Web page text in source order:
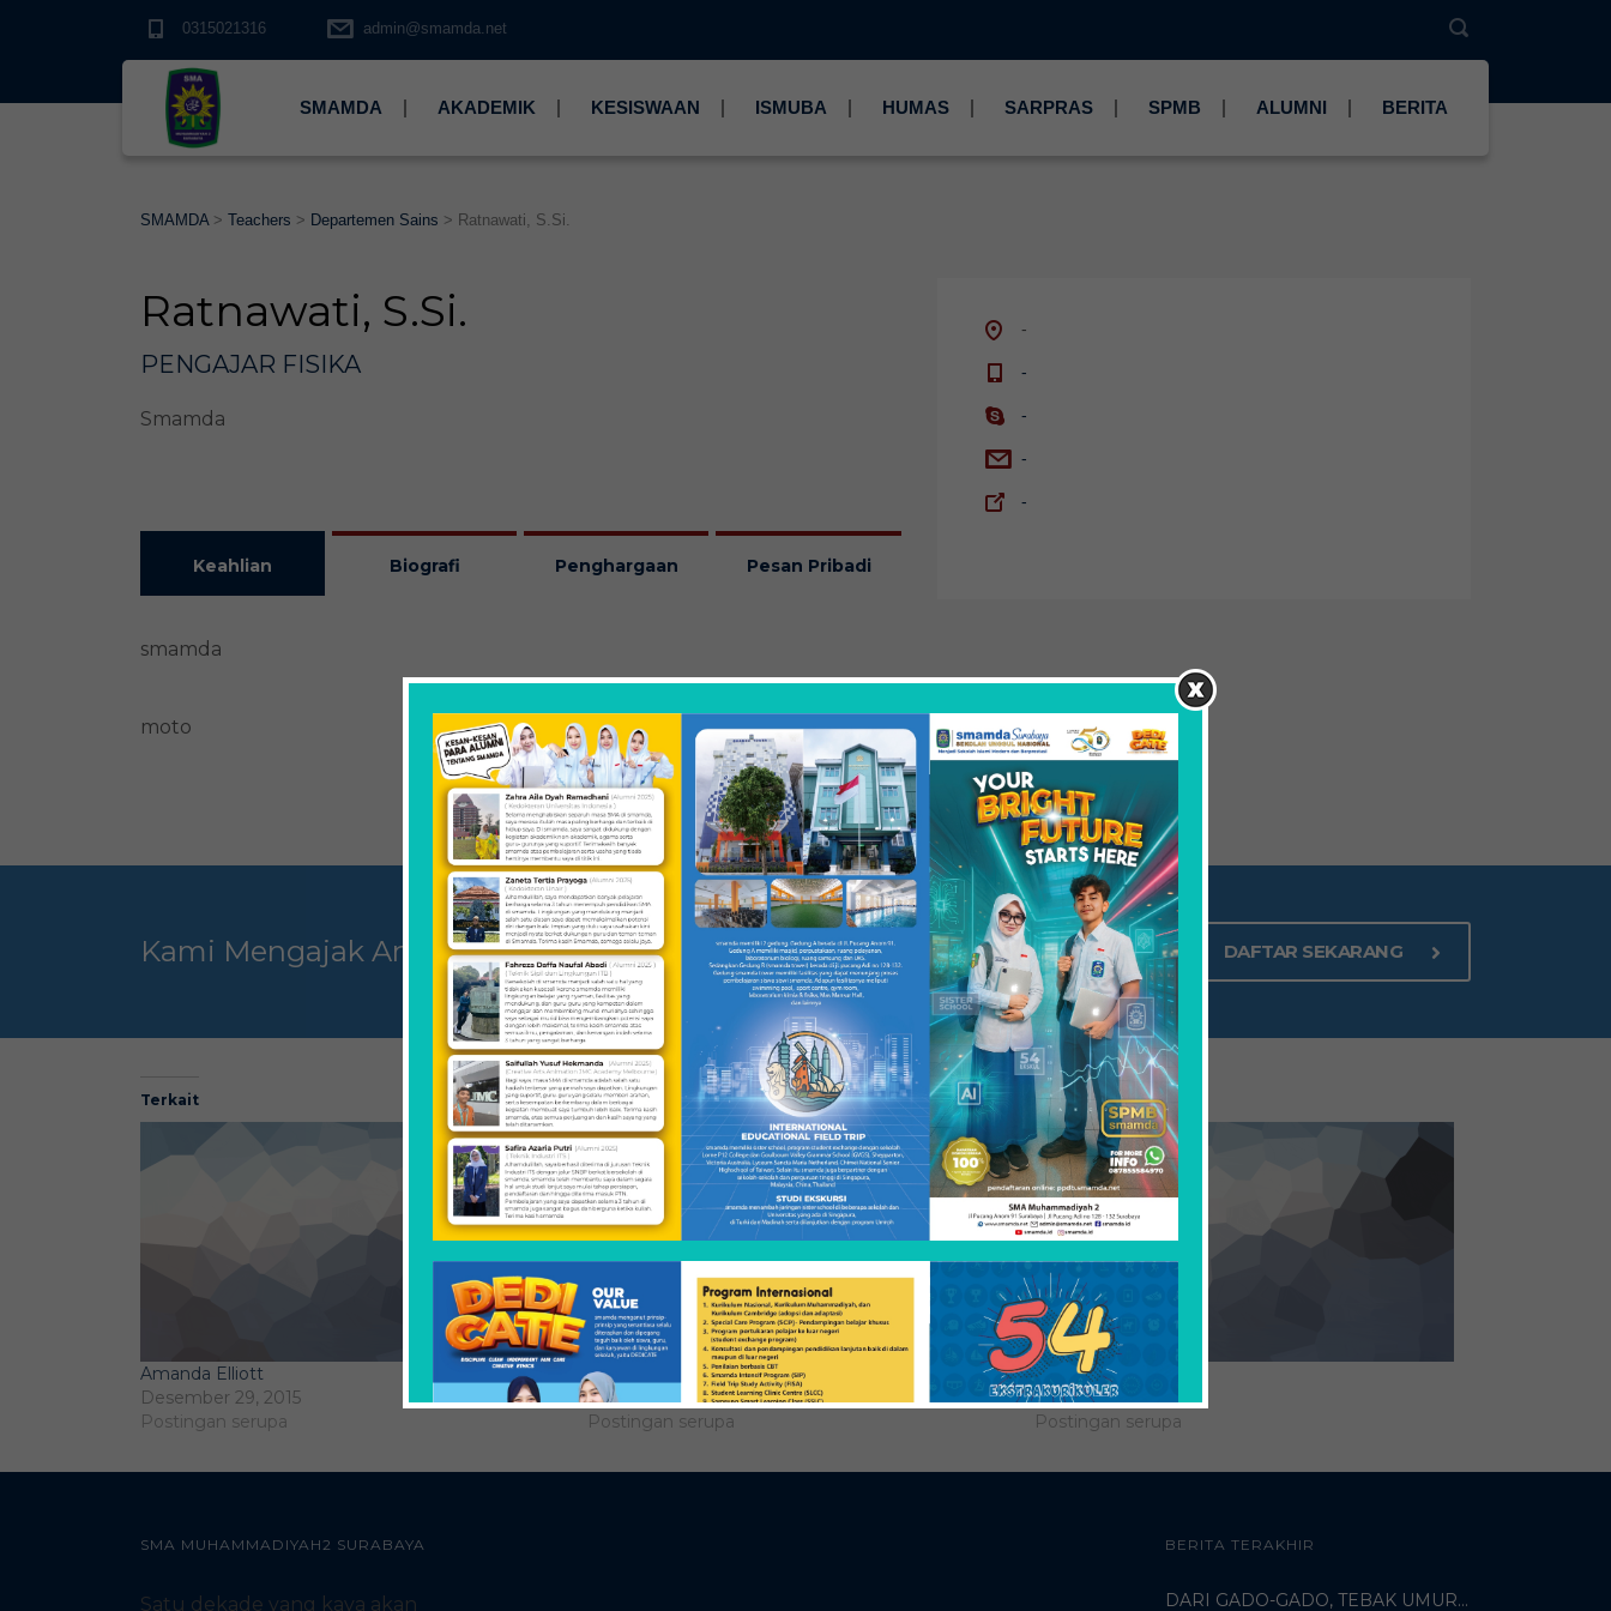
0315021316 admin@smamda.net
SMAMDA AKADEMIK KESISWAAN ISMUBA HUMAS SARPRAS SPMB ALUMNI BERITA
SMAMDA> Teachers > Departemen Sains > Ratnawati, S.Si.
Ratnawati, S.Si.
PENGAJAR FISIKA
Smamda
Keahlian Biografi Penghargaan Pesan Pribadi
smamda
moto
-
-
-
-
-
Kami Mengajak Anda Untuk Menjadi Bagian Dari Smamda DAFTAR SEKARANG
Terkait
Amanda Elliott
Desember 29, 2015
Postingan serupa
Alif Jatmiko
Desember 30, 2015
Postingan serupa
Oliver Sherwood
Desember 30, 2015
Postingan serupa
SMA MUHAMMADIYAH2 SURABAYA
Satu dekade yang kaya akan
BERITA TERAKHIR
DARI GADO-GADO, TEBAK UMUR DOSEN, HINGGA BELI PECI MUHAMMADIYAH: TERUNGKAPNYA KISAH UNIK 3 MAHASISWA TURKI DI SMAMDA!